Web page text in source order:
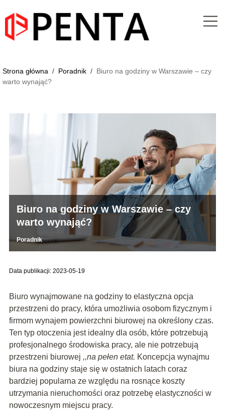
Strona główna / Poradnik / Biuro na godziny w Warszawie – czy
warto wynająć?
Biuro na godziny w Warszawie – czy
warto wynająć?
Poradnik
Data publikacji: 2023-05-19
Biuro wynajmowane na godziny to elastyczna opcja
przestrzeni do pracy, która umożliwia osobom fizycznym i
firmom wynajem powierzchni biurowej na określony czas.
Ten typ otoczenia jest idealny dla osób, które potrzebują
profesjonalnego środowiska pracy, ale nie potrzebują
przestrzeni biurowej ,,na pełen etat. Koncepcja wynajmu
biura na godziny staje się w ostatnich latach coraz
bardziej popularna ze względu na rosnące koszty
utrzymania nieruchomości oraz potrzebę elastyczności w
nowoczesnym miejscu pracy.